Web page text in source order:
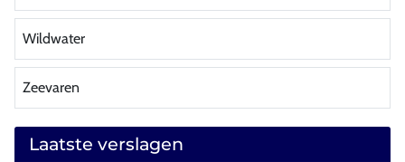
Wildwater
Zeevaren
Laatste verslagen